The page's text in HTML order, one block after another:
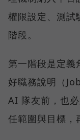
權限設定、測試
階段。
第一階段是定義
好職務說明（
AI 隊友前，也
任範圍與目標，